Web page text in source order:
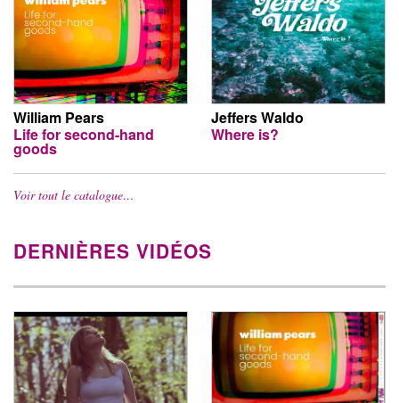
William Pears
Life for second-hand
goods
Jeffers Waldo
Where is?
Voir tout le catalogue…
DERNIÈRES VIDÉOS